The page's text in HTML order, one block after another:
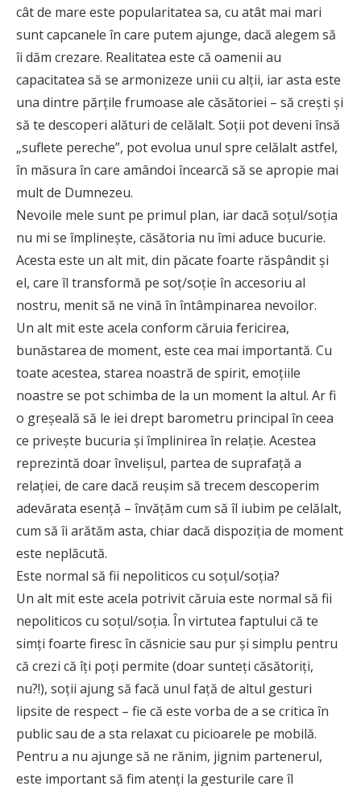
cât de mare este popularitatea sa, cu atât mai mari
sunt capcanele în care putem ajunge, dacă alegem să
îi dăm crezare. Realitatea este că oamenii au
capacitatea să se armonizeze unii cu alţii, iar asta este
una dintre părţile frumoase ale căsătoriei – să creşti şi
să te descoperi alături de celălalt. Soţii pot deveni însă
„suflete pereche”, pot evolua unul spre celălalt astfel,
în măsura în care amândoi încearcă să se apropie mai
mult de Dumnezeu.
Nevoile mele sunt pe primul plan, iar dacă soţul/soţia
nu mi se împlineşte, căsătoria nu îmi aduce bucurie.
Acesta este un alt mit, din păcate foarte răspândit şi
el, care îl transformă pe soţ/soţie în accesoriu al
nostru, menit să ne vină în întâmpinarea nevoilor.
Un alt mit este acela conform căruia fericirea,
bunăstarea de moment, este cea mai importantă. Cu
toate acestea, starea noastră de spirit, emoţiile
noastre se pot schimba de la un moment la altul. Ar fi
o greşeală să le iei drept barometru principal în ceea
ce priveşte bucuria şi împlinirea în relaţie. Acestea
reprezintă doar învelişul, partea de suprafaţă a
relaţiei, de care dacă reuşim să trecem descoperim
adevărata esenţă – învăţăm cum să îl iubim pe celălalt,
cum să îi arătăm asta, chiar dacă dispoziţia de moment
este neplăcută.
Este normal să fii nepoliticos cu soţul/soţia?
Un alt mit este acela potrivit căruia este normal să fii
nepoliticos cu soţul/soţia. În virtutea faptului că te
simţi foarte firesc în căsnicie sau pur şi simplu pentru
că crezi că îţi poţi permite (doar sunteţi căsătoriţi,
nu?!), soţii ajung să facă unul faţă de altul gesturi
lipsite de respect – fie că este vorba de a se critica în
public sau de a sta relaxat cu picioarele pe mobilă.
Pentru a nu ajunge să ne rănim, jignim partenerul,
este important să fim atenţi la gesturile care îl